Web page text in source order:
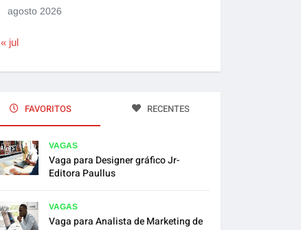
agosto 2026
« jul
FAVORITOS RECENTES
VAGAS
Vaga para Designer gráfico Jr-
Editora Paullus
VAGAS
Vaga para Analista de Marketing de